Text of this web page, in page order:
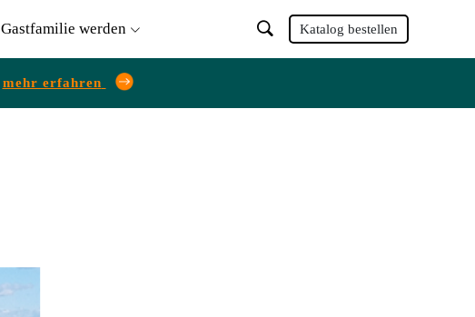
Gastfamilie werden Katalog bestellen
mehr erfahren